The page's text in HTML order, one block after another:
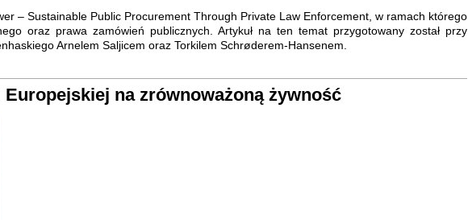
– Sustainable Public Procurement Through Private Law Enforcement, w ramach którego
oraz prawa zamówień publicznych. Artykuł na ten temat przygotowany został przy
Arnelem Saljicem oraz Torkilem Schrøderem-Hansenem.
na zrównoważoną żywność